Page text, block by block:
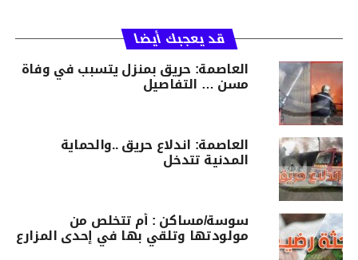
قد يعجبك أيضا
العاصمة: حريق بمنزل يتسبب في وفاة
مسن … التفاصيل
العاصمة: اندلاع حريق ..والحماية
المدنية تتدخل
سوسة/مساكن : أم تتخلص من
مولودتها وتلقي بها في إحدى المزارع